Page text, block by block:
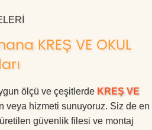
KREŞ VE OKUL
ölçü ve çeşitlerde KREŞ VE
veya hizmeti sunuyoruz. Siz de en
güvenlik filesi ve montaj